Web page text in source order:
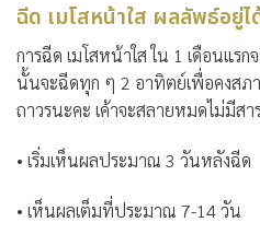
ฉีด เมโสหน้าใส ผลลัพธ์อยู่ไ
การฉีด เมโสหน้าใส ใน 1 เดือนแร
นั้นจะฉีดทุก ๆ 2 อาทิตย์เพื่อคงสภ
ถาวรนะคะ เค้าจะสลายหมดไม่มีสา
• เริ่มเห็นผลประมาณ 3 วันหลังฉีด
• เห็นผลเต็มที่ประมาณ 7-14 วัน